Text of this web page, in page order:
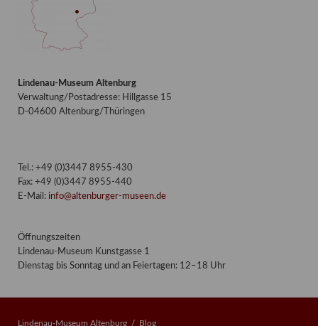
Lindenau-Museum Altenburg
Verwaltung/Postadresse: Hillgasse 15
D-04600 Altenburg/Thüringen
Tel.: +49 (0)3447 8955-430
Fax: +49 (0)3447 8955-440
E-Mail: info@altenburger-museen.de
Öffnungszeiten
Lindenau-Museum Kunstgasse 1
Dienstag bis Sonntag und an Feiertagen: 12–18 Uhr
Lindenau-Museum Altenburg Blog